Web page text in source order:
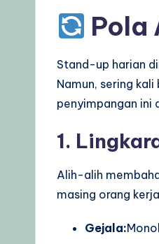
Pola
Stand-up harian
Namun, sering
penyimpangan ini
1.
Alih-alih
masing orang
Gejala: